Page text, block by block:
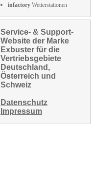
infactory Wetterstationen
Service- & Support-
Website der Marke
Exbuster für die
Vertriebsgebiete
Deutschland,
Österreich und
Schweiz
Datenschutz
Impressum